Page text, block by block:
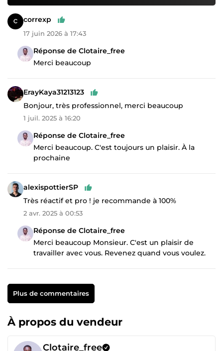
correxp
17 juin 2026 à 17:43
Réponse de Clotaire_free
Merci beaucoup
ErayKaya31213123
Bonjour, très professionnel, merci beaucoup
1 juil. 2025 à 16:20
Réponse de Clotaire_free
Merci beaucoup. C'est toujours un plaisir. À la
prochaine
alexispottierSP
Très réactif et pro ! je recommande à 100%
2 avr. 2025 à 00:53
Réponse de Clotaire_free
Merci beaucoup Monsieur. C'est un plaisir de
travailler avec vous. Revenez quand vous voulez.
Plus de commentaires
À propos du vendeur
Clotaire_free